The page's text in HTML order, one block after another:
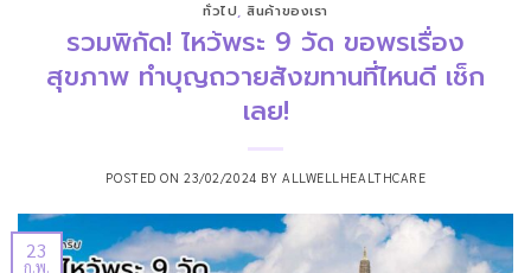
ทั่วไป,สินค้าของเรา
รวมพิกัด! ไหว้พระ 9 วัด ขอพรเรื่อง
สุขภาพ ทำบุญถวายสังฆทานที่ไหนดี เช็ก
เลย!
POSTED ON23/02/2024 BY ALLWELLHEALTHCARE
23
ก.พ.